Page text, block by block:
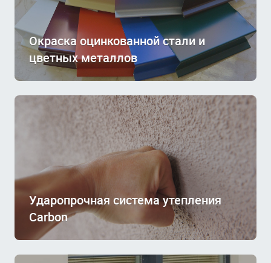
Окраска оцинкованной стали и
цветных металлов
Ударопрочная система утепления
Carbon